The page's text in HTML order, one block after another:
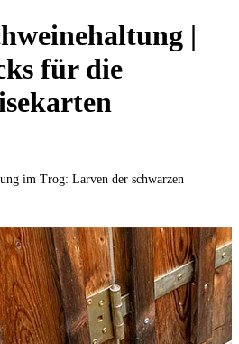
|
für die
im Trog: Larven der schwarzen